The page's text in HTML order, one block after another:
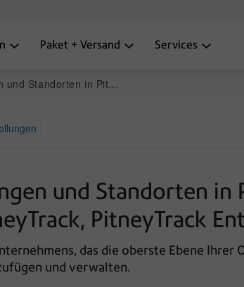
Paket + Versand Services
Asset, PitneyTrack, PitneyTrack Enterprise und PitneyLockers
und Standorten in
PitneyTrack
das die oberste Ebene
und verwalten.